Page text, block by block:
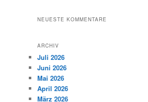
NEUESTE KOMMENTARE
ARCHIV
Juli 2026
Juni 2026
Mai 2026
April 2026
März 2026